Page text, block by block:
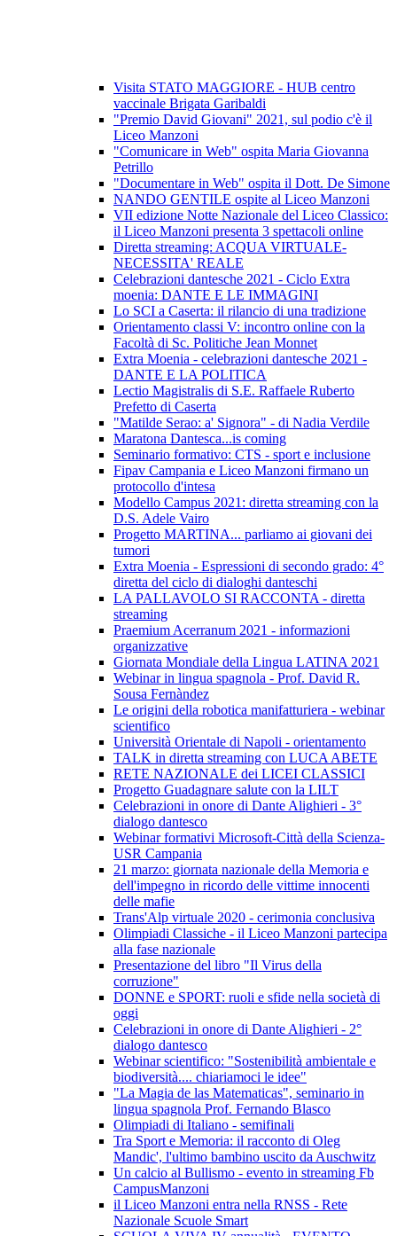
Visita STATO MAGGIORE - HUB centro
vaccinale Brigata Garibaldi
"Premio David Giovani" 2021, sul podio c'è il
Liceo Manzoni
"Comunicare in Web" ospita Maria Giovanna
Petrillo
"Documentare in Web" ospita il Dott. De Simone
NANDO GENTILE ospite al Liceo Manzoni
VII edizione Notte Nazionale del Liceo Classico:
il Liceo Manzoni presenta 3 spettacoli online
Diretta streaming: ACQUA VIRTUALE-
NECESSITA' REALE
Celebrazioni dantesche 2021 - Ciclo Extra
moenia: DANTE E LE IMMAGINI
Lo SCI a Caserta: il rilancio di una tradizione
Orientamento classi V: incontro online con la
Facoltà di Sc. Politiche Jean Monnet
Extra Moenia - celebrazioni dantesche 2021 -
DANTE E LA POLITICA
Lectio Magistralis di S.E. Raffaele Ruberto
Prefetto di Caserta
"Matilde Serao: a' Signora" - di Nadia Verdile
Maratona Dantesca...is coming
Seminario formativo: CTS - sport e inclusione
Fipav Campania e Liceo Manzoni firmano un
protocollo d'intesa
Modello Campus 2021: diretta streaming con la
D.S. Adele Vairo
Progetto MARTINA... parliamo ai giovani dei
tumori
Extra Moenia - Espressioni di secondo grado: 4°
diretta del ciclo di dialoghi danteschi
LA PALLAVOLO SI RACCONTA - diretta
streaming
Praemium Acerranum 2021 - informazioni
organizzative
Giornata Mondiale della Lingua LATINA 2021
Webinar in lingua spagnola - Prof. David R.
Sousa Fernàndez
Le origini della robotica manifatturiera - webinar
scientifico
Università Orientale di Napoli - orientamento
TALK in diretta streaming con LUCA ABETE
RETE NAZIONALE dei LICEI CLASSICI
Progetto Guadagnare salute con la LILT
Celebrazioni in onore di Dante Alighieri - 3°
dialogo dantesco
Webinar formativi Microsoft-Città della Scienza-
USR Campania
21 marzo: giornata nazionale della Memoria e
dell'impegno in ricordo delle vittime innocenti
delle mafie
Trans'Alp virtuale 2020 - cerimonia conclusiva
Olimpiadi Classiche - il Liceo Manzoni partecipa
alla fase nazionale
Presentazione del libro "Il Virus della
corruzione"
DONNE e SPORT: ruoli e sfide nella società di
oggi
Celebrazioni in onore di Dante Alighieri - 2°
dialogo dantesco
Webinar scientifico: "Sostenibilità ambientale e
biodiversità.... chiariamoci le idee"
"La Magia de las Matematicas", seminario in
lingua spagnola Prof. Fernando Blasco
Olimpiadi di Italiano - semifinali
Tra Sport e Memoria: il racconto di Oleg
Mandic', l'ultimo bambino uscito da Auschwitz
Un calcio al Bullismo - evento in streaming Fb
CampusManzoni
il Liceo Manzoni entra nella RNSS - Rete
Nazionale Scuole Smart